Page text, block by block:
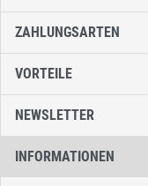
ZAHLUNGSARTEN
VORTEILE
NEWSLETTER
INFORMATIONEN